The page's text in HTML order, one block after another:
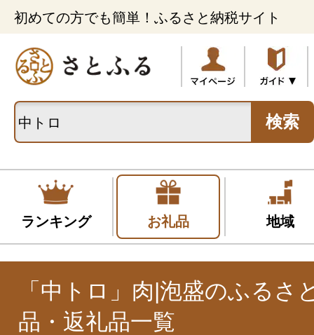
初めての方でも簡単！ふるさと納税サイト
検索
ランキング お礼品 地域
「中トロ」肉|泡盛のふるさ
品・返礼品一覧